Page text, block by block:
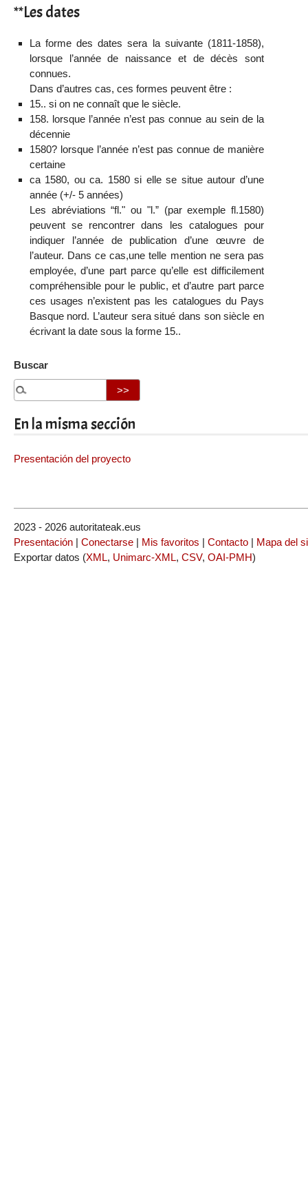
**Les dates
La forme des dates sera la suivante (1811-1858),
lorsque l’année de naissance et de décès sont
connues.
Dans d’autres cas, ces formes peuvent être :
15.. si on ne connaît que le siècle.
158. lorsque l’année n’est pas connue au sein de la
décennie
1580? lorsque l’année n’est pas connue de manière
certaine
ca 1580, ou ca. 1580 si elle se situe autour d’une
année (+/- 5 années)
Les abréviations “fl." ou "l.” (par exemple fl.1580)
peuvent se rencontrer dans les catalogues pour
indiquer l’année de publication d’une œuvre de
l’auteur. Dans ce cas,une telle mention ne sera pas
employée, d’une part parce qu’elle est difficilement
compréhensible pour le public, et d’autre part parce
ces usages n’existent pas les catalogues du Pays
Basque nord. L’auteur sera situé dans son siècle en
écrivant la date sous la forme 15..
Buscar
En la misma sección
Presentación del proyecto
2023 - 2026 autoritateak.eus
Presentación | Conectarse | Mis favoritos | Contacto | Mapa del
Exportar datos (XML, Unimarc-XML, CSV, OAI-PMH)